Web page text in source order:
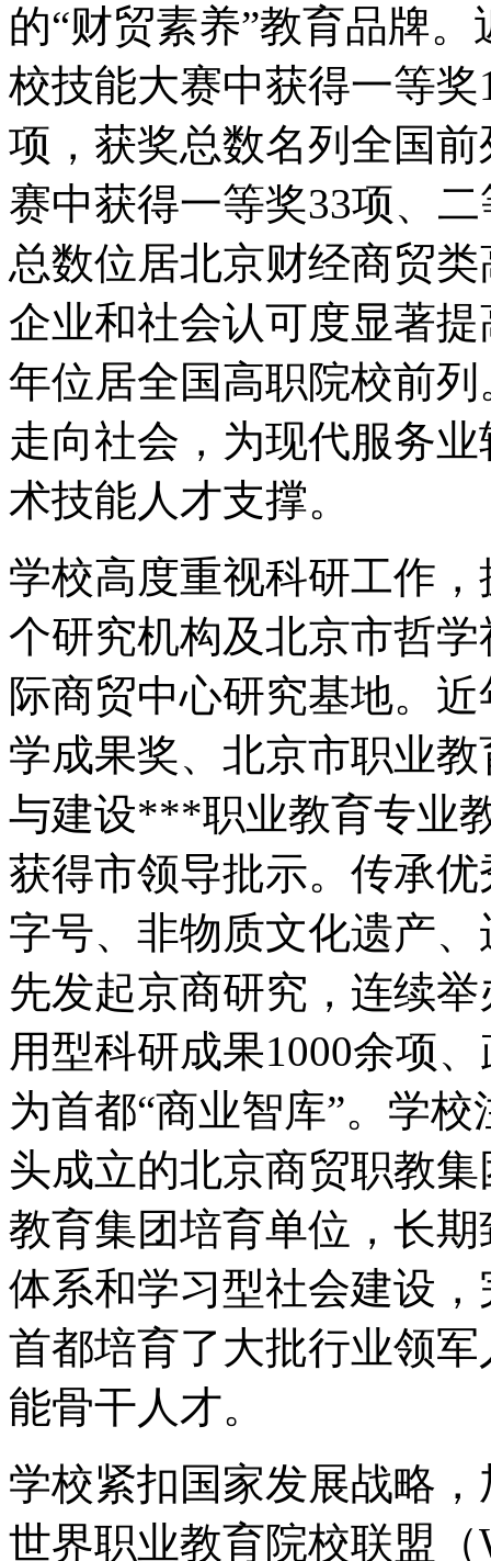
的“财贸素养”教育品牌
校技能大赛中获得一等
项，获奖总数名列全国
赛中获得一等奖33项、
总数位居北京财经商贸
企业和社会认可度显著
年位居全国高职院校前
走向社会，为现代服务
术技能人才支撑。
学校高度重视科研工作
个研究机构及北京市哲
际商贸中心研究基地。
学成果奖、北京市职业
与建设***职业教育专业
获得市领导批示。传承
字号、非物质文化遗产
先发起京商研究，连续
用型科研成果1000余项
为首都“商业智库”。学
头成立的北京商贸职教
教育集团培育单位，长
体系和学习型社会建设
首都培育了大批行业领
能骨干人才。
学校紧扣国家发展战略
世界职业教育院校联盟